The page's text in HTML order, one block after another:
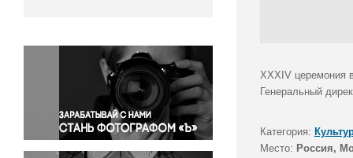
Окружающая среда
Политика
Правосудие
Происшествия и конфликты
Религия
Светская жизнь
XXXIV церемония
Генеральный
Категория:
Место: Россия,